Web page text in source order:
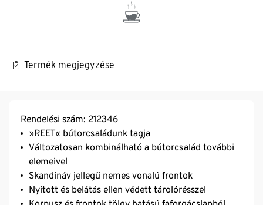
Termék megjegyzése
Rendelési szám: 212346
»REET« bútorcsaládunk tagja
Változatosan kombinálható a bútorcsalád további
elemeivel
Skandináv jellegű nemes vonalú frontok
Nyitott és belátás ellen védett tárolórésszel